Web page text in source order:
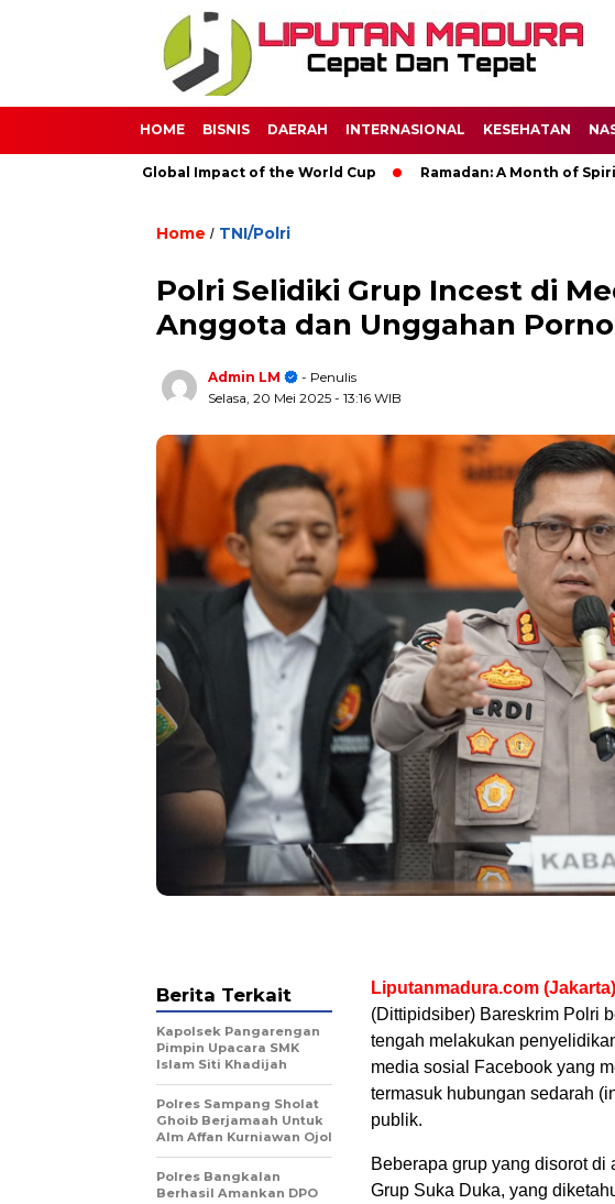
HOME BISNIS DAERAH INTERNASIONAL KESEHATAN
The Global Impact of the World Cup Ramadan: A Month of Spiritual
Home / TNI/Polri
Polri Selidiki Grup Incest di
Anggota dan Unggahan
Admin LM
- Penulis
Selasa, 20 Mei 2025 - 13:16 WIB
Liputanmadura.com (Jakarta)
(Dittipidsiber) Bareskrim Polri
tengah melakukan
media sosial Facebook yang
termasuk hubungan sedarah
publik.
Beberapa grup yang disorot di
Grup Suka Duka, yang
Berita Terkait
Kapolsek Pangarengan
Pimpin Upacara SMK
Islam Siti Khadijah
Polres Sampang Sholat
Ghoib Berjamaah Untuk
Alm Affan Kurniawan Ojol
Polres Bangkalan
Berhasil Amankan DPO